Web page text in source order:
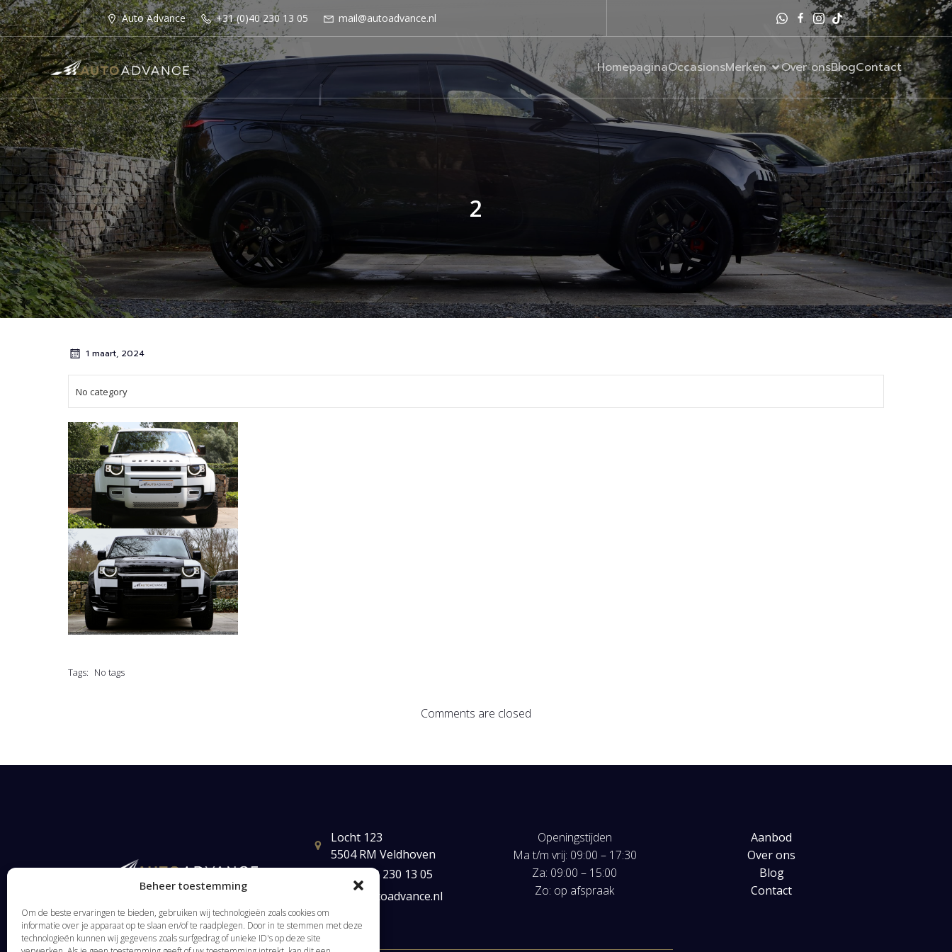
Beheer toestemming
Om de beste ervaringen te bieden, gebruiken wij technologieën zoals cookies om
informatie over je apparaat op te slaan en/of te raadplegen. Door in te stemmen met deze
technologieën kunnen wij gegevens zoals surfgedrag of unieke ID's op deze site
Auto Advance +31 (0)40 230 13 05 mail@autoadvance.nl
HomepaginaOccasionsMerken Over onsBlogContact
2
1 maart, 2024
No category
Tags: No tags
Comments are closed
Locht 123
5504 RM Veldhoven
+31(0) 40 230 13 05
mail@autoadvance.nl
Openingstijden
Ma t/m vrij: 09:00 – 17:30
Za: 09:00 – 15:00
Zo: op afspraak
Aanbod
Over ons
Blog
Contact